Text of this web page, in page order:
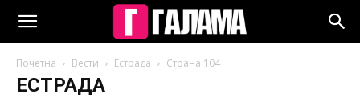
Почетна Вести Естрада Страна 104
ЕСТРАДА